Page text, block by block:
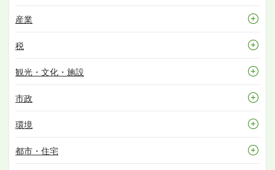
産業
税
観光・文化・施設
市政
環境
都市・住宅